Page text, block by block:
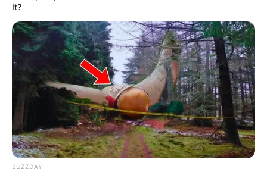
económica, sino también acceso a un
ecosistema financiero diseñado para
consumidores de alto perfil.
It?
BUZZDAY